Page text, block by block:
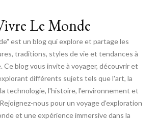
Le Monde
est un blog qui explore et partage les
traditions, styles de vie et tendances à
Ce blog vous invite à voyager, découvrir et
différents sujets tels que l'art, la
technologie, l'histoire, l'environnement et
nous pour un voyage d'exploration
et une expérience immersive dans la